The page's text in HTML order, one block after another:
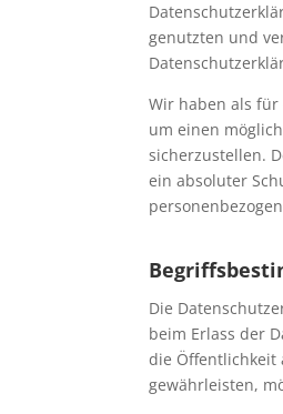
genutzten und
Wir haben als
um einen
sicherzustellen.
ein absoluter
Die
beim Erlass der
die Öffentlichkeit
gewährleisten,